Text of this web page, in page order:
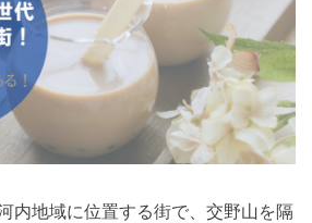
内地域に位置する街で、交野山を隔